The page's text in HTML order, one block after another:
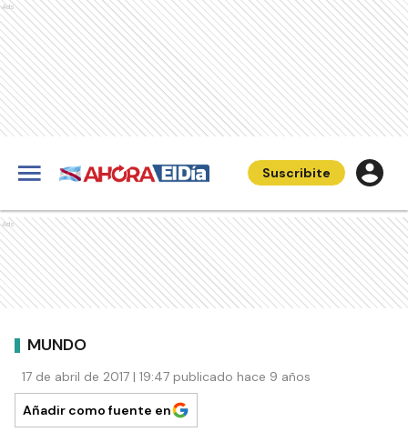
Ads
Suscribite
Ads
MUNDO
17 de abril de 2017 | 19:47 publicado hace 9 años
Añadir como fuente en